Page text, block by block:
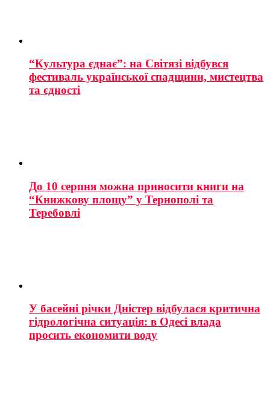
“Культура єднає”: на Світязі відбувся
фестиваль української спадщини, мистецтва
та єдності
До 10 серпня можна приносити книги на
“Книжкову площу” у Тернополі та
Теребовлі
У басейні річки Дністер відбулася критична
гідрологічна ситуація: в Одесі влада
просить економити воду